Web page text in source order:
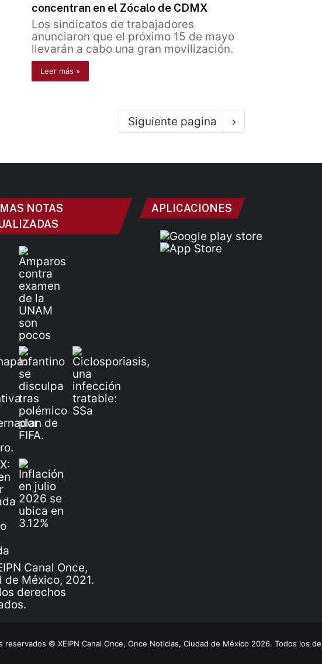
concentran en el Zócalo de CDMX
Los sindicatos de trabajadores
anunciaron que el próximo 15 de mayo
llevarán a cabo una gran movilización.
Leer más »
Siguiente pagina
NOTAS
Canal Once,
de México, 2021.
derechos
APLICACIONES
reservados © XEIPN Canal Once, Once Noticias, Ciudad de México 2026. Todos los